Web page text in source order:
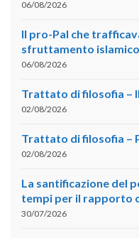
06/08/2026
Il pro-Pal che
sfruttamento
06/08/2026
Trattato di filosofia –
02/08/2026
Trattato di filosofia –
02/08/2026
La santificazione del
tempi per il rapporto
30/07/2026